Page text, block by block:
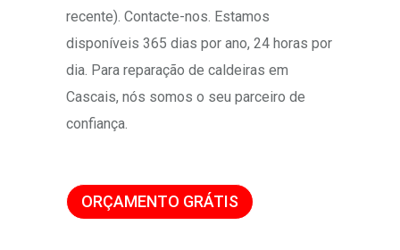
recente). Contacte-nos. Estamos
disponíveis 365 dias por ano, 24 horas por
dia. Para reparação de caldeiras em
Cascais, nós somos o seu parceiro de
confiança.
ORÇAMENTO GRÁTIS